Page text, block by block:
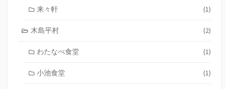
来々軒 (1)
木島平村 (2)
わたなべ食堂 (1)
小池食堂 (1)